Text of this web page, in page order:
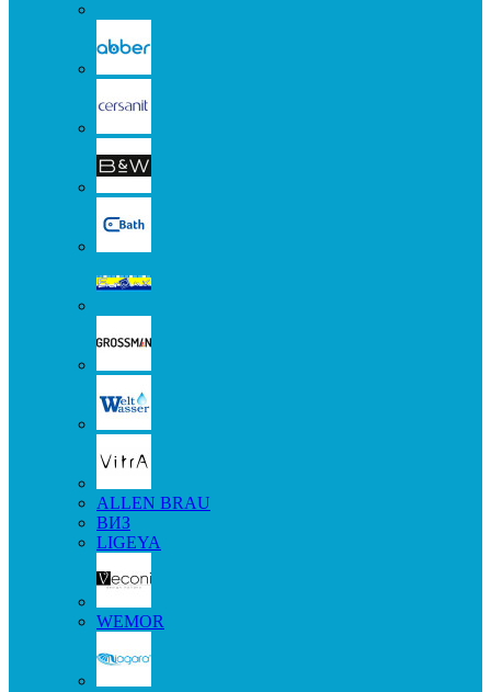
ALLEN BRAU
ВИЗ
LIGEYA
WEMOR